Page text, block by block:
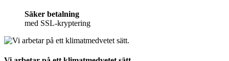
Säker betalning
med SSL-kryptering